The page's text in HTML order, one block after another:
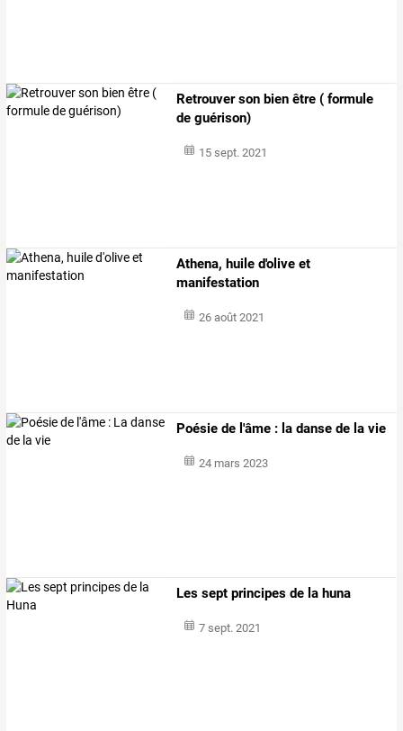
Retrouver son bien être ( formule
de guérison)
15 sept. 2021
Athena, huile d'olive et
manifestation
26 août 2021
Poésie de l'âme : la danse de la vie
24 mars 2023
Les sept principes de la huna
7 sept. 2021